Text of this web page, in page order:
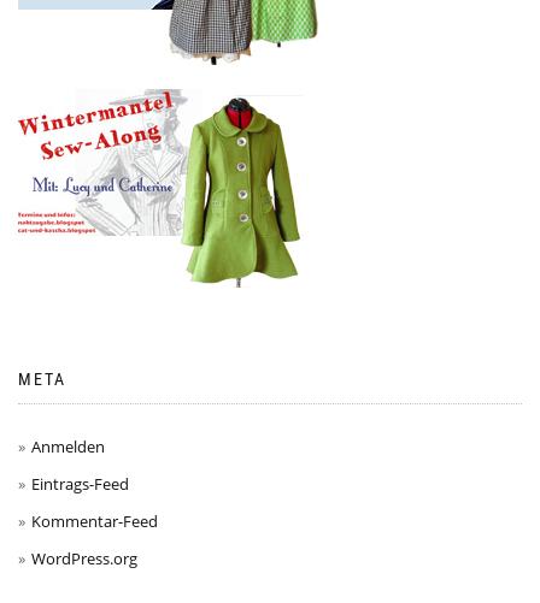
META
Anmelden
Eintrags-Feed
Kommentar-Feed
WordPress.org